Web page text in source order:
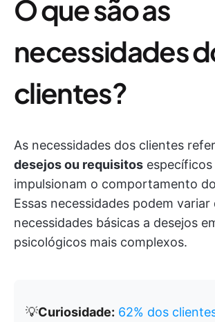
O que são as
necessidades
clientes?
As necessidades dos clientes
desejos ou requisitos específicos
impulsionam o comportamento
Essas necessidades podem variar
necessidades básicas a desejos
psicológicos mais complexos.
💡Curiosidade: 62% dos